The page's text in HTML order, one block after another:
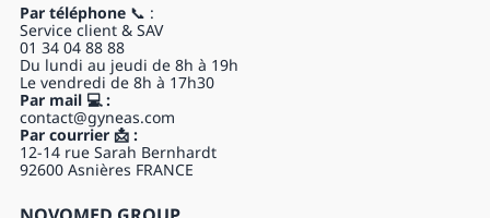
Par téléphone📞 :
Service client & SAV
01 34 04 88 88
Du lundi au jeudi de 8h à 19h
Le vendredi de 8h à 17h30
Par mail 💻 :
contact@gyneas.com
Par courrier 📩 :
12-14 rue Sarah Bernhardt
92600 Asnières FRANCE